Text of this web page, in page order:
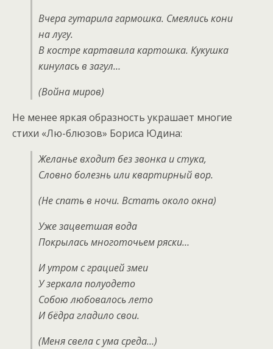
Вчера гутарила гармошка. Смеялись кони
на лугу.
В костре картавила картошка. Кукушка
кинулась в загул…
(Война миров)
Не менее яркая образность украшает многие
стихи «Лю-блюзов» Бориса Юдина:
Желанье входит без звонка и стука,
Словно болезнь или квартирный вор.
(Не спать в ночи. Встать около окна)
Уже зацветшая вода
Покрылась многоточьем ряски…
И утром с грацией змеи
У зеркала полуодето
Собою любовалось лето
И бёдра гладило свои.
(Меня свела с ума среда…)